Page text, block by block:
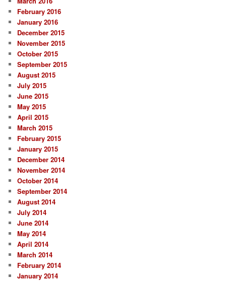
February 2016
January 2016
December 2015
November 2015
October 2015
September 2015
August 2015
July 2015
June 2015
May 2015
April 2015
March 2015
February 2015
January 2015
December 2014
November 2014
October 2014
September 2014
August 2014
July 2014
June 2014
May 2014
April 2014
March 2014
February 2014
January 2014